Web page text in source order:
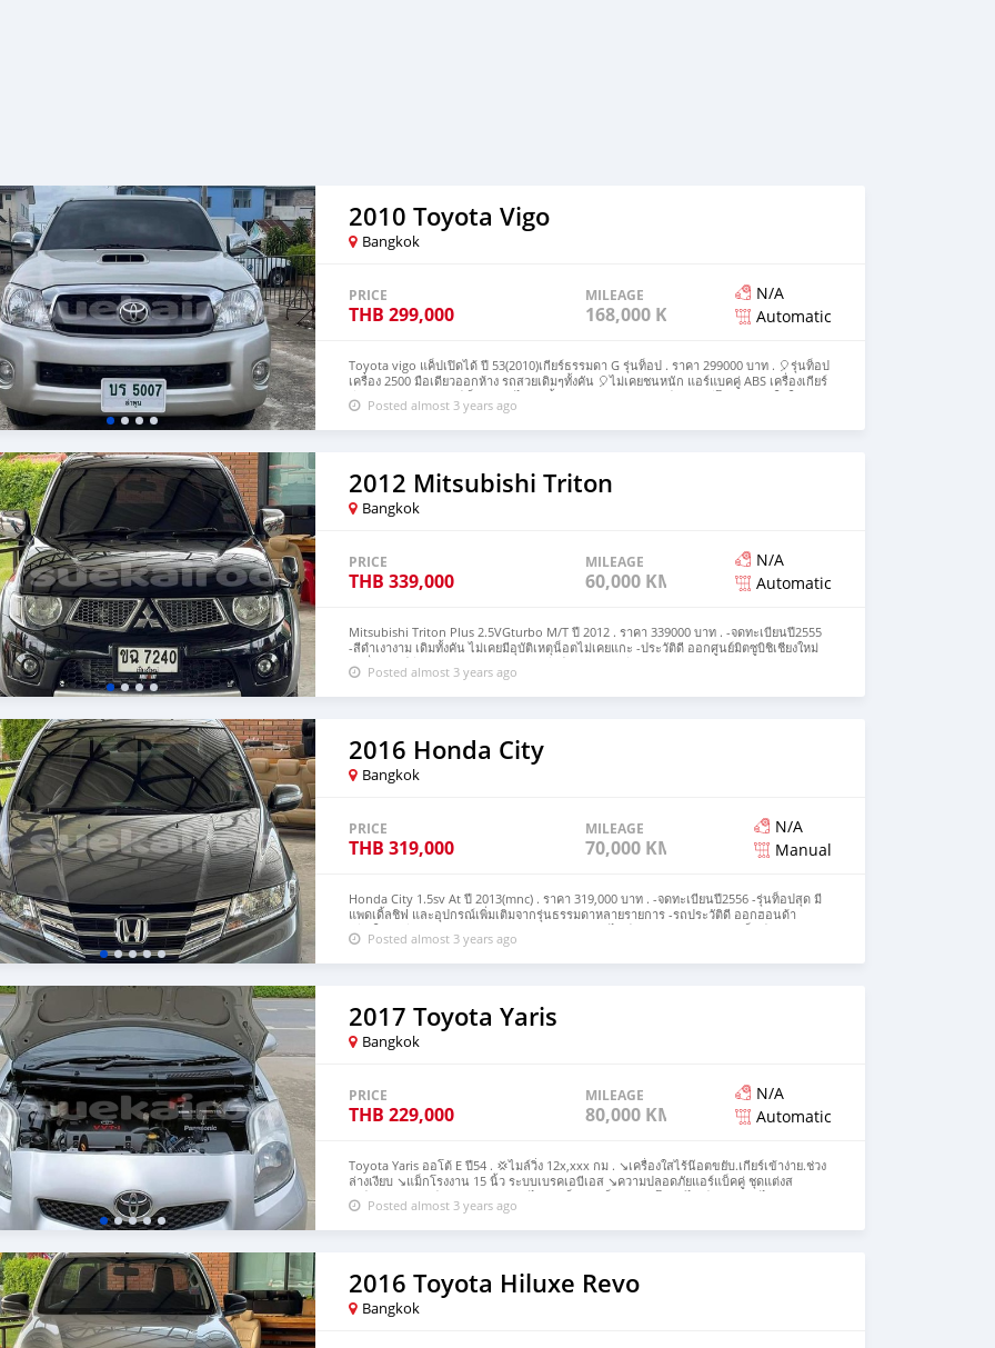
2010 Toyota Vigo
Bangkok
PRICE
THB 299,000
MILEAGE
168,000 KM
N/A
Automatic
Toyota vigo แค็ปเปิดได้ ปี 53(2010)เกียร์ธรรมดา G รุ่นท็อป . ราคา 299000 บาท . 🎈รุ่นท็อป
เครื่อง 2500 มือเดียวออกห้าง รถสวยเดิมๆทั้งคัน 🎈ไม่เคยชนหนัก แอร์แบคคู่ ABS เครื่องเกียร์
ดี ช่วงล่างแน่น 🎈แอร์เย็น ระบบไฟฟ้าทั้งคัน พวงมาลัยเพาเวอร์ กุญแจรีโมท 🎈ภายในใหม่
สะอาด เบาะหนัง เจ้าของดูแลดี ไฟตัดหมอก 🎈ล้อแม็ก เครื่องเล่นพร้อมเครื่องเสียงชุดใหญ่ไฟ
กระพริบ 🎈ฟังชั่นครบๆ รถสวยพร้อมใช้งานต่อได้เลย สภาพนางฟ้า #รถสวยกล้าการันตีไม่มี
เติมได้ที่ Add Line กดที่ลิงค์➡️ https://line.me/ti/p/SSZZBRY0Gq
Posted almost 3 years ago
2012 Mitsubishi Triton
Bangkok
PRICE
THB 339,000
MILEAGE
60,000 KM
N/A
Automatic
Mitsubishi Triton Plus 2.5VGturbo M/T ปี 2012 . ราคา 339000 บาท . -จดทะเบียนปี2555
-สีดำเงางาม เดิมทั้งคัน ไม่เคยมีอุบัติเหตุน็อตไม่เคยแกะ -ประวัติดี ออกศูนย์มิตซูบิชิเชียงใหม่
-เครื่องยนต์ดีเซล2500cc.178แรงม้า -เกียร์ธรรมดา5สปีด -ถุงลมนิรภัยSRS AIRBAG -ระบบ
เบรกABS -จอโรงงาน DVD CD MP3 AUX พร้อมกล้องมองถอยหลัง -ล้อแม็กซ์โรงงาน16”ยาง
ดีดอกเต็ม -ภายในสวยสะอาด -ช่วงล่างสวยสดใส -กุญแจรีโมทกุญแจสำรองครบ บุ๊คครบ
เติมได้ที่ Add Line กดที่ลิงค์➡️ https://line.me/ti/p/SSZZBRY0Gq
Posted almost 3 years ago
2016 Honda City
Bangkok
PRICE
THB 319,000
MILEAGE
70,000 KM
N/A
Manual
Honda City 1.5sv At ปี 2013(mnc) . ราคา 319,000 บาท . -จดทะเบียนปี2556 -รุ่นท็อปสุด มี
แพดเดิ้ลชิฟ และอุปกรณ์เพิ่มเติมจากรุ่นธรรมดาหลายรายการ -รถประวัติดี ออกฮอนด้า
เชียงใหม่ -สีเทาชุดแต่งรอบคันสวยงามสภาพเดิมๆ -ไมล์น้อย70,000km. -ล้อแม็กซ์
โรงงาน16”ยางใหม่ๆ ดีสเบรก4ล้อ ระบบเบรกABS -ถุงลมนิรภัยคู่หน้าSRS AIRBAG -กุญแจ
รีโมท กุญแจสำรองครบ บุ๊คครบ เอกสารการโอนครบ . 🚘🚘🚘 #ห้ามโอนจองถ้ายังไม่เห็นตัว
Posted almost 3 years ago
2017 Toyota Yaris
Bangkok
PRICE
THB 229,000
MILEAGE
80,000 KM
N/A
Automatic
Toyota Yaris ออโต้ E ปี54 . 💢ไมล์วิ่ง 12x,xxx กม . ↘️เครื่องใสไร้น๊อตขยับ.เกียร์เข้าง่าย.ช่วง
ล่างเงียบ ↘️แม็กโรงงาน 15 นิ้ว ระบบเบรคเอบีเอส ↘️ความปลอดภัยแอร์แบ็คคู่ ชุดแต่งส
เกิร์ต+สปอยเลอร์ รอบคัน ↘️กระจกไฟฟ้าเซ็นทรัลล็อค คอนโซนดีไซน์สวยสภาพไม่แตก
↘️เครื่องเล่นจอทัสกรีน ↘️เบาะผ้าเด้งๆไม่มีล้ม . ราคา 229000 บาท . 🚘🚘🚘 รถคุณภาพดีคัด
เกรด🅰️ ประวัติดี💯 การันตีไม่มีชน ไม่พลิกคว่ำ ตัดต่อ ย้อมแมว เราคัดสรรรถบ้าน จากเจ้าของ
ถ้ายังไม่เห็นตัวจริง #ระวังมิจฉาชีพ หากสนใจสามารถสอบถามรายละเอียดเพิ่มเติมได้ที่ Add
Line กดที่ลิงค์➡️ https://line.me/ti/p/SSZZBRY0Gq
Posted almost 3 years ago
2016 Toyota Hiluxe Revo
Bangkok